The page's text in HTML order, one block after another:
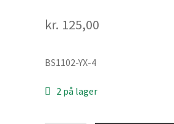
kr. 125,00
BS1102-YX-4
2 på lager